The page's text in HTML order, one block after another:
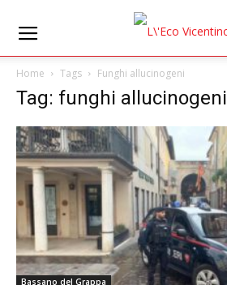
Home Tags Funghi allucinogeni
Tag: funghi allucinogeni
Bassano del Grappa